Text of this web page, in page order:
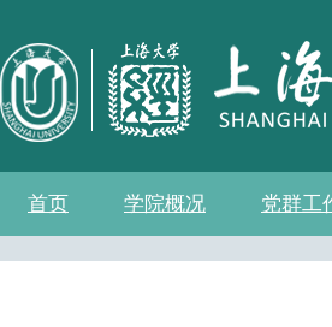
首页 学院概况
学院介绍 学院简
发展历
历任院
现任领导
组织机构
学院愿景
党群工
党务公
党的建
群众团
学院制